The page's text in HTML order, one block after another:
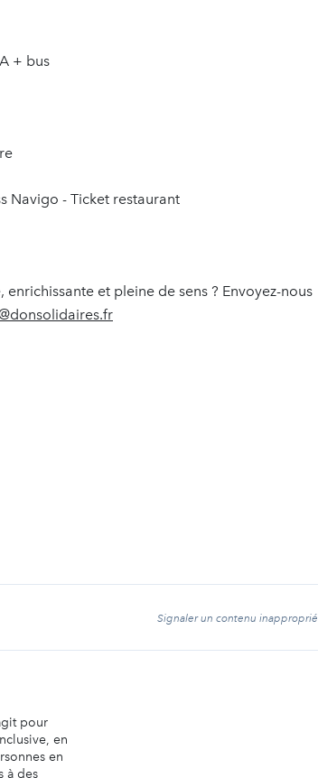
+ bus
Navigo - Ticket restaurant
et pleine de sens ? Envoyez-nous
Signaler un contenu inapproprié
pour
en
en
à des